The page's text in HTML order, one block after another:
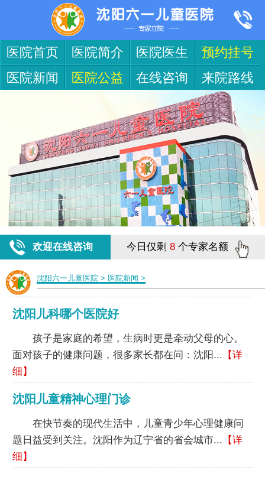
医院首页 医院简介 医院医生
预约挂号
医院新闻
医院公益 在线咨询 来院路线
欢迎在线咨询 今日仅剩 8 个专家名额
沈阳六一儿童医院> 医院新闻 >
沈阳儿科哪个医院好
孩子是家庭的希望，生病时更是牵动父母的心。
面对孩子的健康问题，很多家长都在问：沈阳... 【详
细】
沈阳儿童精神心理门诊
在快节奏的现代生活中，儿童青少年心理健康问
题日益受到关注。沈阳作为辽宁省的省会城市... 【详
细】